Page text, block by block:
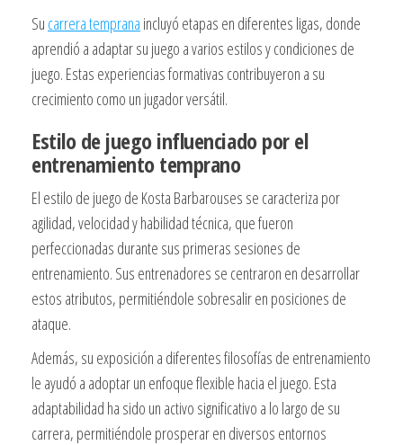
Su carrera temprana incluyó etapas en diferentes ligas, donde
aprendió a adaptar su juego a varios estilos y condiciones de
juego. Estas experiencias formativas contribuyeron a su
crecimiento como un jugador versátil.
Estilo de juego influenciado por el
entrenamiento temprano
El estilo de juego de Kosta Barbarouses se caracteriza por
agilidad, velocidad y habilidad técnica, que fueron
perfeccionadas durante sus primeras sesiones de
entrenamiento. Sus entrenadores se centraron en desarrollar
estos atributos, permitiéndole sobresalir en posiciones de
ataque.
Además, su exposición a diferentes filosofías de entrenamiento
le ayudó a adoptar un enfoque flexible hacia el juego. Esta
adaptabilidad ha sido un activo significativo a lo largo de su
carrera, permitiéndole prosperar en diversos entornos